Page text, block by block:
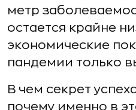
метр
остается крайне
экономические
пандемии только
В чем секрет
почему именно в